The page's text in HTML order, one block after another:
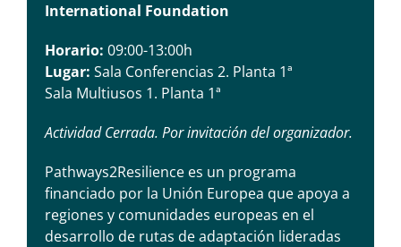
International Foundation
Horario: 09:00-13:00h
Lugar: Sala Conferencias 2. Planta 1ª
Sala Multiusos 1. Planta 1ª
Actividad Cerrada. Por invitación del organizador.
Pathways2Resilience es un programa
financiado por la Unión Europea que apoya a
regiones y comunidades europeas en el
desarrollo de rutas de adaptación lideradas